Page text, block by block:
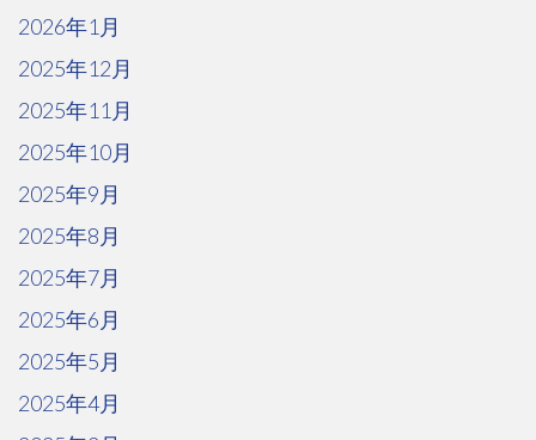
2026年1月
2025年12月
2025年11月
2025年10月
2025年9月
2025年8月
2025年7月
2025年6月
2025年5月
2025年4月